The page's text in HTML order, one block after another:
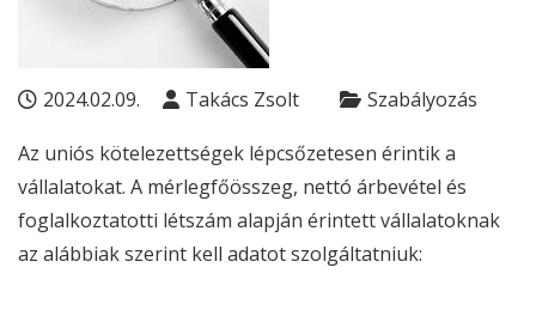
2024.02.09. Takács Zsolt Szabályozás
Az uniós kötelezettségek lépcsőzetesen érintik a
vállalatokat. A mérlegfőösszeg, nettó árbevétel és
foglalkoztatotti létszám alapján érintett vállalatoknak
az alábbiak szerint kell adatot szolgáltatniuk: